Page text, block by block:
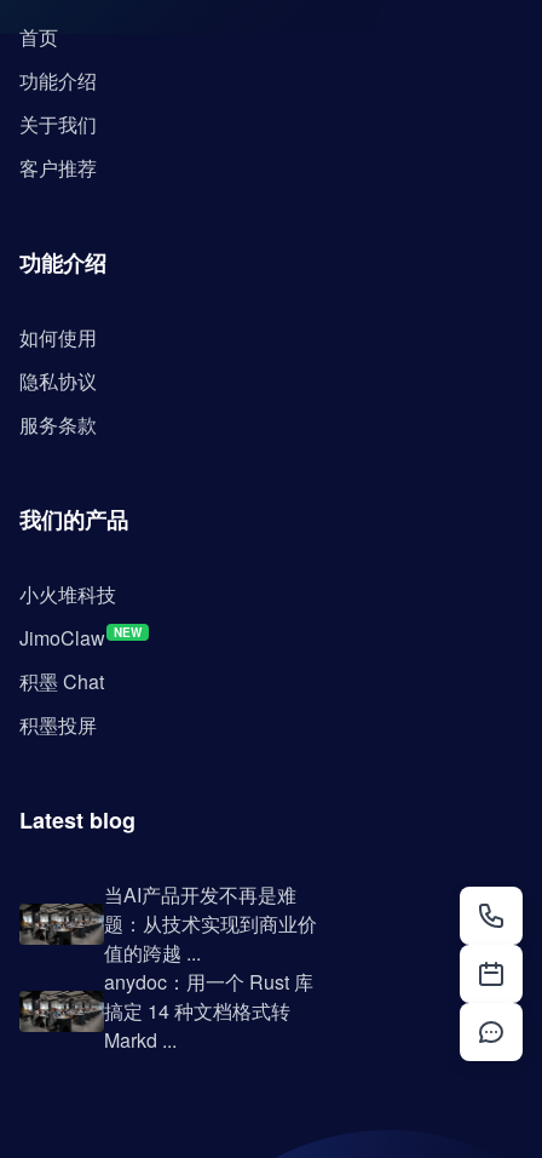
首页
功能介绍
关于我们
客户推荐
功能介绍
如何使用
隐私协议
服务条款
我们的产品
小火堆科技
JimoClaw NEW
积墨 Chat
积墨投屏
Latest blog
当AI产品开发不再是难
题：从技术实现到商业价
值的跨越 ...
anydoc：用一个 Rust 库
搞定 14 种文档格式转
Markd ...